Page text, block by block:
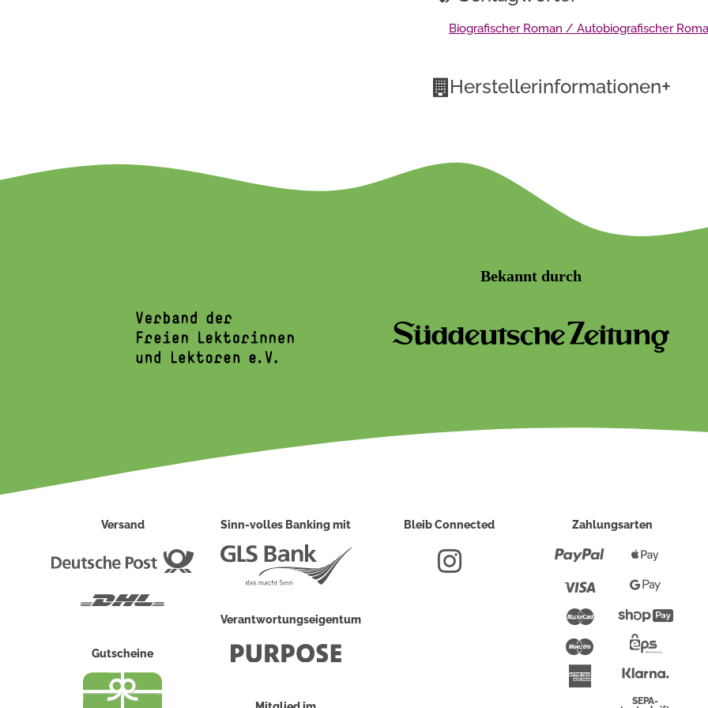
Biografischer Roman / Autobiografischer
Herstellerinformationen+
Bekannt durch
Versand
Deutsche
Gutscheine
Sinn-volles Banking mit
Verantwortungseigentum
Bleib Connected Zahlungsarten
Paypal
Mastercard
Maestro
American
Express
Pay
Pay
SEPA-